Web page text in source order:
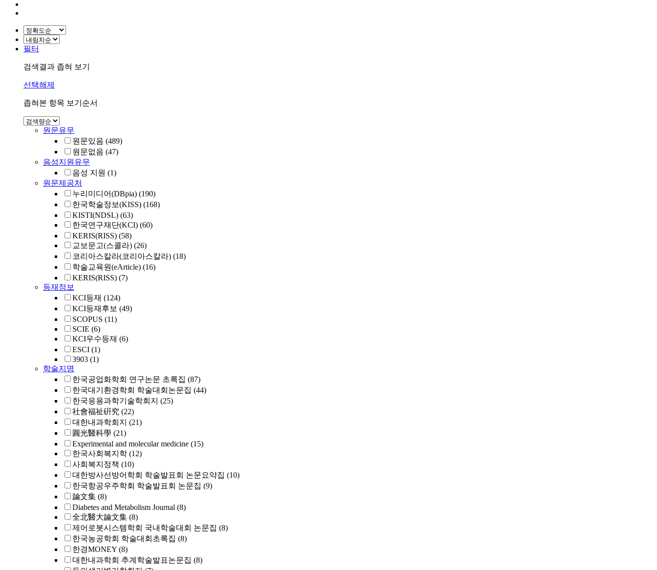
필터
검색결과 좁혀 보기
선택해제
좁혀본 항목 보기순서
원문유무
원문있음 (489)
원문없음 (47)
음성지원유무
음성 지원 (1)
원문제공처
누리미디어(DBpia) (190)
한국학술정보(KISS) (168)
KISTI(NDSL) (63)
한국연구재단(KCI) (60)
KERIS(RISS) (58)
교보문고(스콜라) (26)
코리아스칼라(코리아스칼라) (18)
학술교육원(eArticle) (16)
KERIS(RISS) (7)
등재정보
KCI등재 (124)
KCI등재후보 (49)
SCOPUS (11)
SCIE (6)
KCI우수등재 (6)
ESCI (1)
3903 (1)
학술지명
한국공업화학회 연구논문 초록집 (87)
한국대기환경학회 학술대회논문집 (44)
한국응용과학기술학회지 (25)
社會福祉硏究 (22)
대한내과학회지 (21)
圓光醫科學 (21)
Experimental and molecular medicine (15)
한국사회복지학 (12)
사회복지정책 (10)
대한방사선방어학회 학술발표회 논문요약집 (10)
한국항공우주학회 학술발표회 논문집 (9)
論文集 (8)
Diabetes and Metabolism Journal (8)
全北醫大論文集 (8)
제어로봇시스템학회 국내학술대회 논문집 (8)
한국농공학회 학술대회초록집 (8)
한경MONEY (8)
대한내과학회 추계학술발표논문집 (8)